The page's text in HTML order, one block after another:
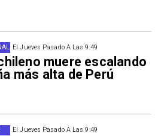
El Jueves Pasado A Las 9:49
muere escalando
más alta de Perú
El Jueves Pasado A Las 9:49